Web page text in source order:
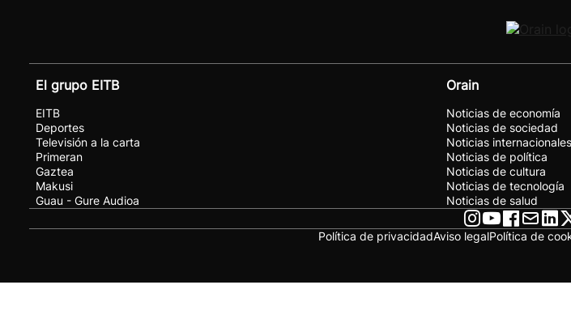
El grupo EITB
EITB
Deportes
Televisión a la carta
Primeran
Gaztea
Makusi
Guau - Gure Audioa
Orain
Noticias de economía
Noticias de sociedad
Noticias internacionales
Noticias de política
Noticias de cultura
Noticias de tecnología
Noticias de salud
Política de privacidadAviso legalPolítica de